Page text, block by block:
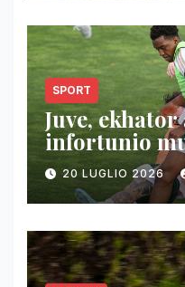
SPORT
Juve,
infortunio
20 LUGLIO 2026